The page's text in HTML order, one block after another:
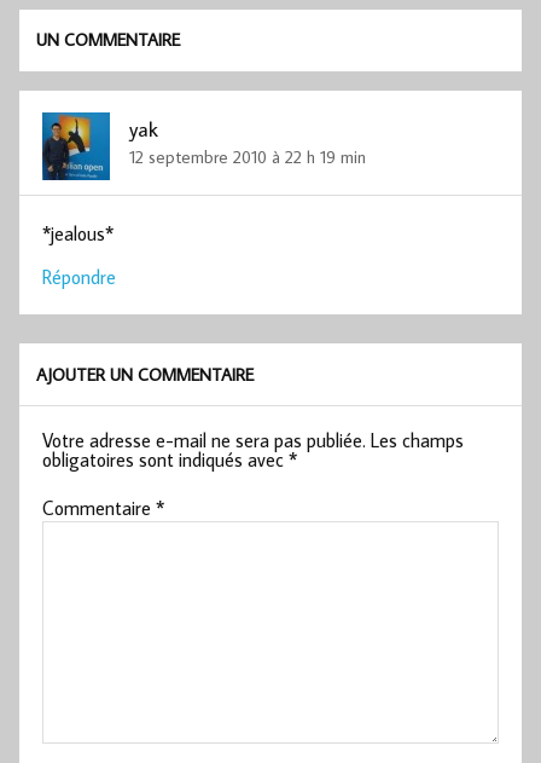
UN COMMENTAIRE
yak
12 septembre 2010 à 22 h 19 min
*jealous*
Répondre
AJOUTER UN COMMENTAIRE
Votre adresse e-mail ne sera pas publiée. Les champs
obligatoires sont indiqués avec*
Commentaire*